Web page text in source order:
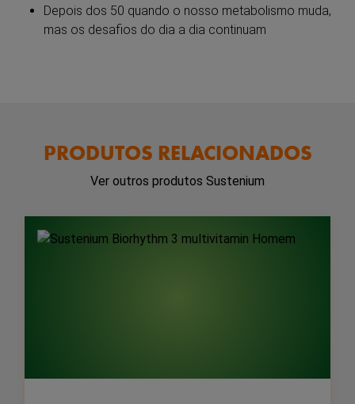
Depois dos 50 quando o nosso metabolismo muda,
mas os desafios do dia a dia continuam
PRODUTOS RELACIONADOS
Ver outros produtos Sustenium